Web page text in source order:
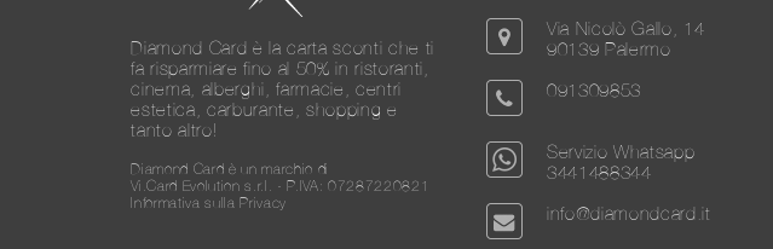
Diamond Card è la carta sconti che ti
fa risparmiare fino al 50% in ristoranti,
cinema, alberghi, farmacie, centri
estetica, carburante, shopping e
tanto altro!
Diamond Card è un marchio di
Vi.Card Evolution s.r.l. - P.IVA: 07287220821
Informativa sulla Privacy
Via Nicolò Gallo, 14
90139 Palermo
091309853
Servizio Whatsapp
3441488344
info@diamondcard.it